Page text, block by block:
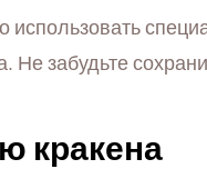
использовать
Не забудьте
кракена